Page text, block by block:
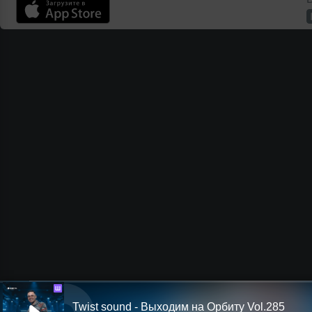
Ш
Twist sound - Выходим на Орбиту Vol.285